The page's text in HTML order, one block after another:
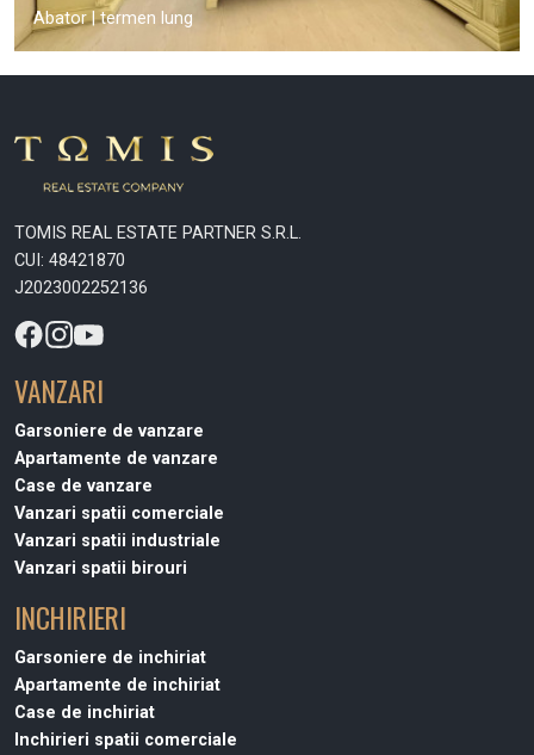
Abator | termen lung
TOMIS REAL ESTATE PARTNER S.R.L.
CUI: 48421870
J2023002252136
VANZARI
Garsoniere de vanzare
Apartamente de vanzare
Case de vanzare
Vanzari spatii comerciale
Vanzari spatii industriale
Vanzari spatii birouri
INCHIRIERI
Garsoniere de inchiriat
Apartamente de inchiriat
Case de inchiriat
Inchirieri spatii comerciale